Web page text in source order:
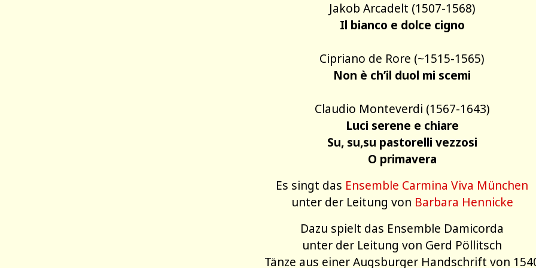
Jakob Arcadelt (1507-1568)
Il bianco e dolce cigno
Cipriano de Rore (~1515-1565)
Non è ch’il duol mi scemi
Claudio Monteverdi (1567-1643)
Luci serene e chiare
Su, su,su pastorelli vezzosi
O primavera
Es singt das Ensemble Carmina Viva München
unter der Leitung von Barbara Hennicke
Dazu spielt das Ensemble Damicorda
unter der Leitung von Gerd Pöllitsch
Tänze aus einer Augsburger Handschrift von